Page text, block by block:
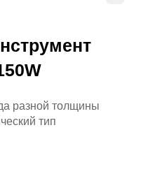
разной толщины
тип